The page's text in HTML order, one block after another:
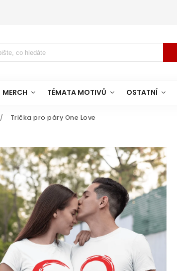
MERCH TÉMATA MOTIVŮ OSTATNÍ
/ Trička pro páry One Love